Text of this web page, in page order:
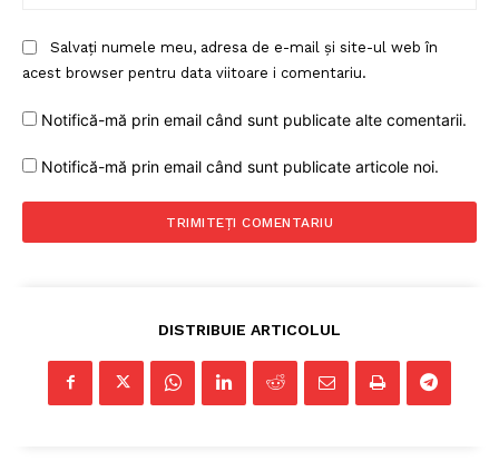
Salvați numele meu, adresa de e-mail și site-ul web în
acest browser pentru data viitoare i comentariu.
Notifică-mă prin email când sunt publicate alte comentarii.
Notifică-mă prin email când sunt publicate articole noi.
DISTRIBUIE ARTICOLUL